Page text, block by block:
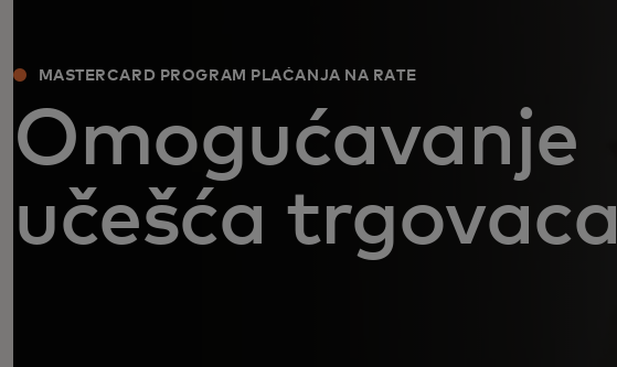
MASTERCARD PROGRAM PLAĆANJA NA RATE
Omogućavanje
učešća trgovaca